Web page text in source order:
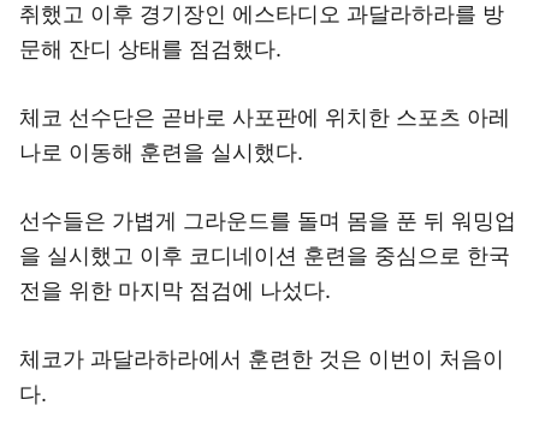
취했고 이후 경기장인 에스타디오 과달라하라를 방
문해 잔디 상태를 점검했다.
체코 선수단은 곧바로 사포판에 위치한 스포츠 아레
나로 이동해 훈련을 실시했다.
선수들은 가볍게 그라운드를 돌며 몸을 푼 뒤 워밍업
을 실시했고 이후 코디네이션 훈련을 중심으로 한국
전을 위한 마지막 점검에 나섰다.
체코가 과달라하라에서 훈련한 것은 이번이 처음이
다.